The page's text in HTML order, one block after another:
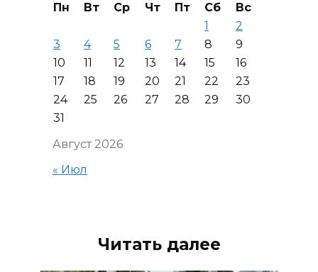
Август 2026
Пн Вт Ср Чт Пт Сб
Вс
1
2
3
4 5 6 7 8
9
10
11 12 13 14 15
16
17
18 19 20 21 22
23
24
25 26 27 28 29
30
31
« Июл
Читать далее